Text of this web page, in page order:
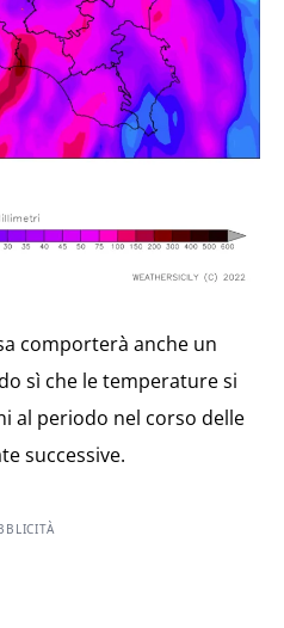
comporterà anche un
sì che le temperature si
al periodo nel corso delle
successive.